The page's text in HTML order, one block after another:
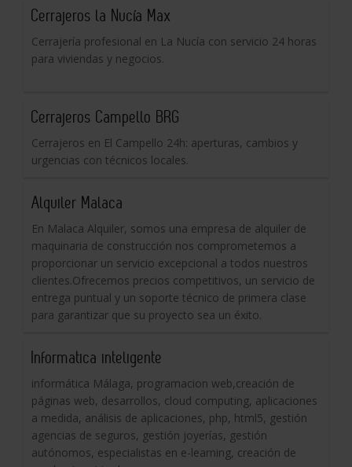
Cerrajeros la Nucía Max
Cerrajería profesional en La Nucía con servicio 24 horas
para viviendas y negocios.
Cerrajeros Campello BRG
Cerrajeros en El Campello 24h: aperturas, cambios y
urgencias con técnicos locales.
Alquiler Malaca
En Malaca Alquiler, somos una empresa de alquiler de
maquinaria de construcción nos comprometemos a
proporcionar un servicio excepcional a todos nuestros
clientes.Ofrecemos precios competitivos, un servicio de
entrega puntual y un soporte técnico de primera clase
para garantizar que su proyecto sea un éxito.
Informatica inteligente
informática Málaga, programacion web,creación de
páginas web, desarrollos, cloud computing, aplicaciones
a medida, análisis de aplicaciones, php, html5, gestión
agencias de seguros, gestión joyerías, gestión
autónomos, especialistas en e-learning, creación de